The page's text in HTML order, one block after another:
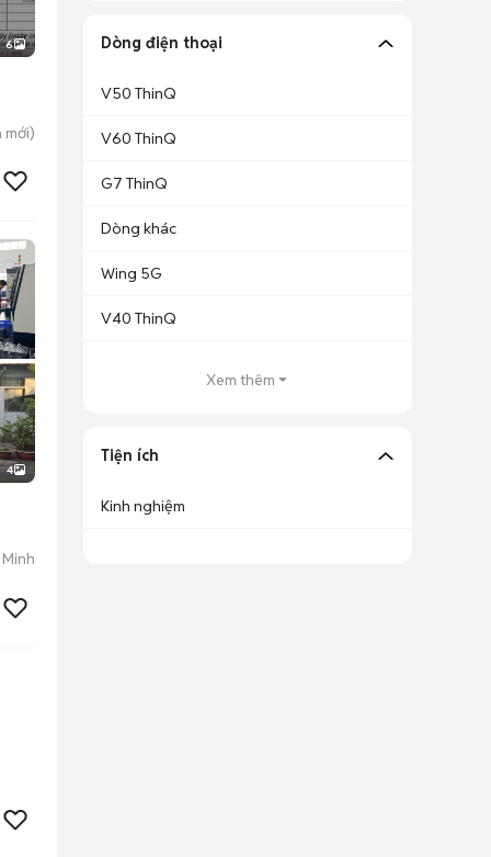
6
mới)
4
Dòng điện thoại
V50 ThinQ
V60 ThinQ
G7 ThinQ
Dòng khác
Wing 5G
V40 ThinQ
Xem thêm
Tiện ích
Kinh nghiệm